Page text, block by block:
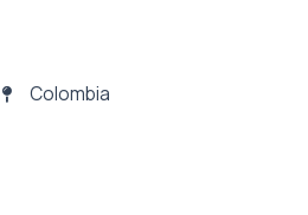
Colombia